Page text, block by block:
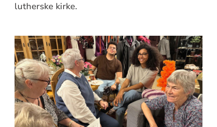
lutherske kirke.